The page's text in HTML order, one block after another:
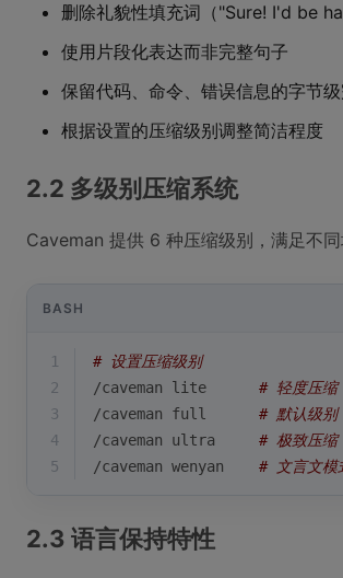
删除礼貌性填充词（"Sure! I'd be
使用片段化表达而非完整句子
保留代码、命令、错误信息的字节
根据设置的压缩级别调整简洁程度
2.2 多级别压缩系统
Caveman 提供 6 种压缩级别，满足不同
BASH
1
# 设置压缩级别
2
/caveman lite # 轻度压缩
3
/caveman full # 默认级
4
/caveman ultra # 极致压缩
5
/caveman wenyan # 文言文模
2.3 语言保持特性